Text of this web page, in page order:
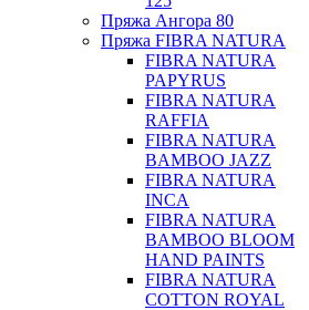
Пряжа Ангора 80
Пряжа FIBRA NATURA
FIBRA NATURA
PAPYRUS
FIBRA NATURA
RAFFIA
FIBRA NATURA
BAMBOO JAZZ
FIBRA NATURA
INCA
FIBRA NATURA
BAMBOO BLOOM
HAND PAINTS
FIBRA NATURA
COTTON ROYAL